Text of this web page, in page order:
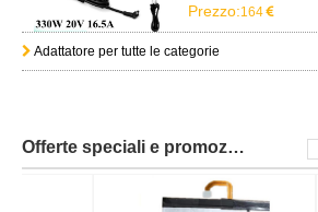
Prezzo:164
Adattatore per tutte le categorie
Offerte speciali e promozioni